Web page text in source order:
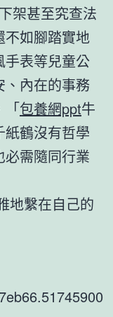
架甚至究查法
不如腳踏實地
手表等兒童公
、內在的事務
「包養網ppt牛
鶴沒有哲學
需隨同行業
地繫在自己的